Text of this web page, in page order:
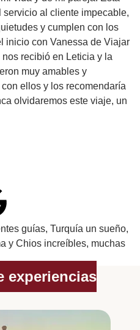
al cliente impecable,
y cumplen con los
inicio con Vanessa de Viajar
recibió en Leticia y la
muy amables y
ellos y los recomendaría
olvidaremos este viaje, un
guías, Turquía un sueño,
y Chios increíbles, muchas
experiencias